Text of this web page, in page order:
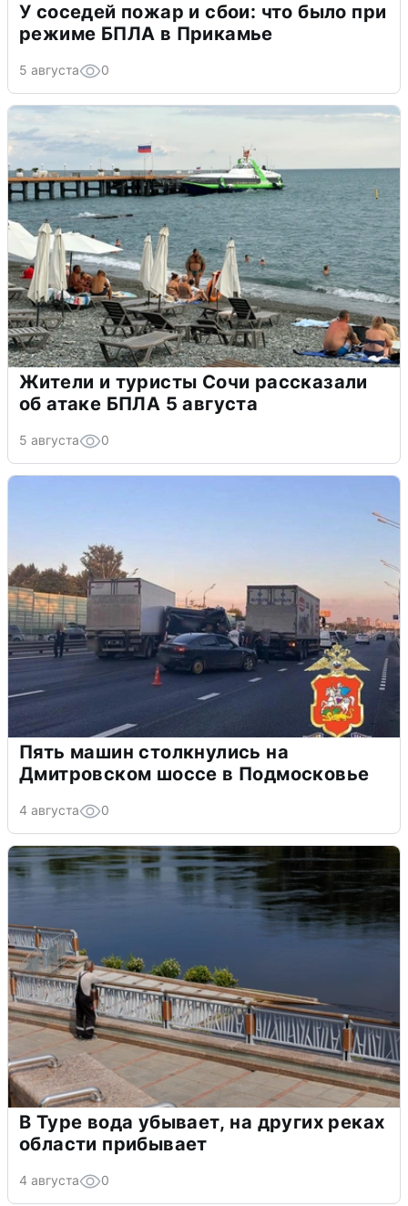
У соседей пожар и сбои: что было при
режиме БПЛА в Прикамье
5 августа 0
Жители и туристы Сочи рассказали
об атаке БПЛА 5 августа
5 августа 0
Пять машин столкнулись на
Дмитровском шоссе в Подмосковье
4 августа 0
В Туре вода убывает, на других реках
области прибывает
4 августа 0